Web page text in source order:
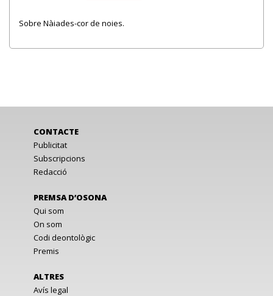
Sobre Nàiades-cor de noies.
CONTACTE
Publicitat
Subscripcions
Redacció
PREMSA D’OSONA
Qui som
On som
Codi deontològic
Premis
ALTRES
Avís legal